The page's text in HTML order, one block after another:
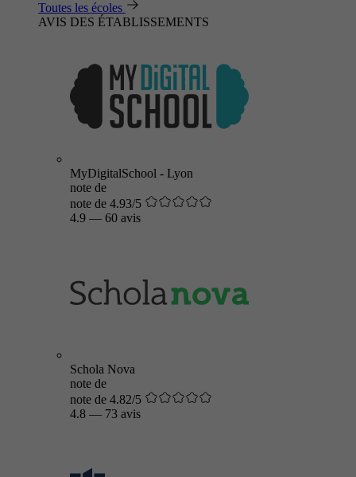
Toutes les écoles
AVIS DES ÉTABLISSEMENTS
MyDigitalSchool - Lyon
note de
note de 4.93/5
4.9 — 60 avis
Schola Nova
note de
note de 4.82/5
4.8 — 73 avis